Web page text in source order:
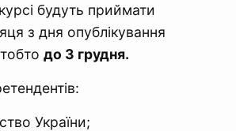
будуть приймати
з дня опублікування
до 3 грудня.
України;